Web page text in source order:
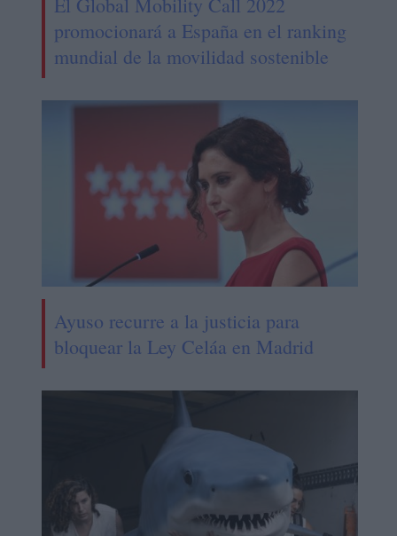
promocionará a España en el ranking
mundial de la movilidad sostenible
Ayuso recurre a la justicia para
bloquear la Ley Celáa en Madrid